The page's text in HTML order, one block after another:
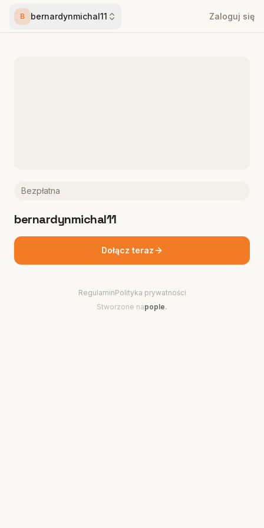
B bernardynmichal11 Zaloguj się
Bezpłatna
bernardynmichal11
Dołącz teraz
RegulaminPolityka prywatności
Stworzone napople.